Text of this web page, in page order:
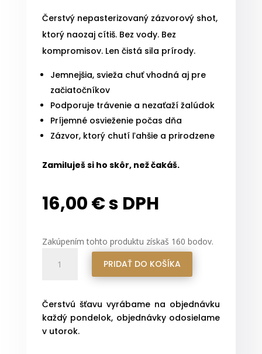
Čerstvý nepasterizovaný zázvorový shot,
ktorý naozaj cítiš. Bez vody. Bez
kompromisov. Len čistá sila prírody.
Jemnejšia, svieža chuť vhodná aj pre
začiatočníkov
Podporuje trávenie a nezaťaží žalúdok
Príjemné osvieženie počas dňa
Zázvor, ktorý chutí ľahšie a prirodzene
Zamiluješ si ho skôr, než čakáš.
16,00€s DPH
Zakúpením tohto produktu získaš 160 bodov.
Zázvor
(500
ml)
PRIDAŤ DO KOŠÍKA
Čerstvú šťavu vyrábame na objednávku
každý pondelok, objednávky odosielame
v utorok.